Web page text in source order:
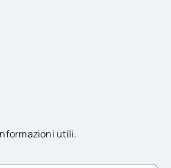
utili.